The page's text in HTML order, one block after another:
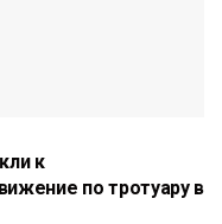
к
по тротуару в